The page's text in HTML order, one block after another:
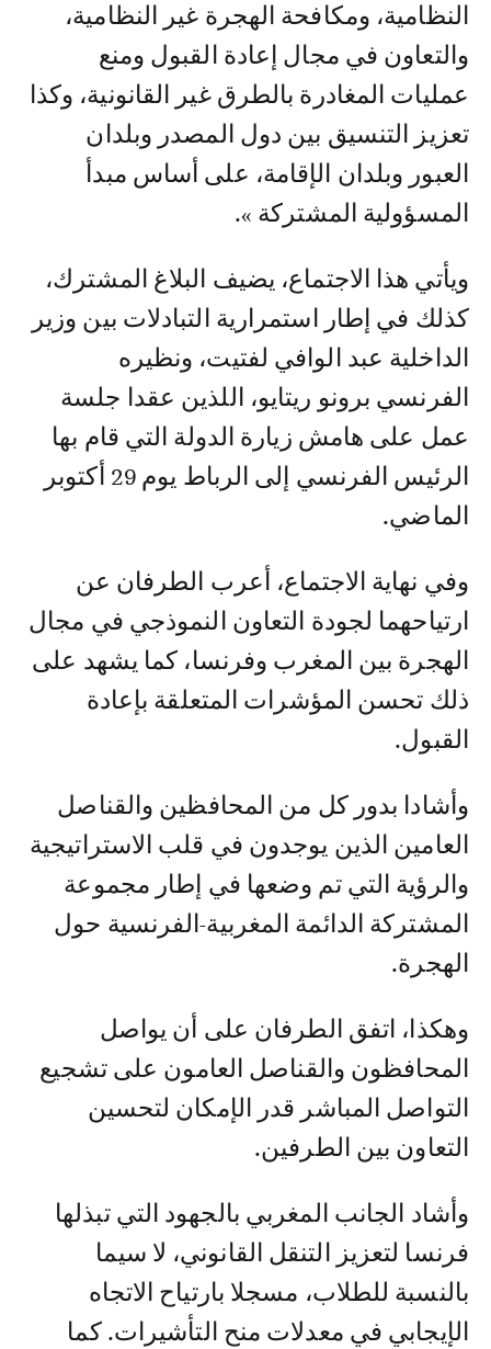
النظامية، ومكافحة الهجرة غير النظامية،
والتعاون في مجال إعادة القبول ومنع
عمليات المغادرة بالطرق غير القانونية، وكذا
تعزيز التنسيق بين دول المصدر وبلدان
العبور وبلدان الإقامة، على أساس مبدأ
المسؤولية المشتركة ».
ويأتي هذا الاجتماع، يضيف البلاغ المشترك،
كذلك في إطار استمرارية التبادلات بين وزير
الداخلية عبد الوافي لفتيت، ونظيره
الفرنسي برونو ريتايو، اللذين عقدا جلسة
عمل على هامش زيارة الدولة التي قام بها
الرئيس الفرنسي إلى الرباط يوم 29 أكتوبر
الماضي.
وفي نهاية الاجتماع، أعرب الطرفان عن
ارتياحهما لجودة التعاون النموذجي في مجال
الهجرة بين المغرب وفرنسا، كما يشهد على
ذلك تحسن المؤشرات المتعلقة بإعادة
القبول.
وأشادا بدور كل من المحافظين والقناصل
العامين الذين يوجدون في قلب الاستراتيجية
والرؤية التي تم وضعها في إطار مجموعة
المشتركة الدائمة المغربية-الفرنسية حول
الهجرة.
وهكذا، اتفق الطرفان على أن يواصل
المحافظون والقناصل العامون على تشجيع
التواصل المباشر قدر الإمكان لتحسين
التعاون بين الطرفين.
وأشاد الجانب المغربي بالجهود التي تبذلها
فرنسا لتعزيز التنقل القانوني، لا سيما
بالنسبة للطلاب، مسجلا بارتياح الاتجاه
الإيجابي في معدلات منح التأشيرات. كما